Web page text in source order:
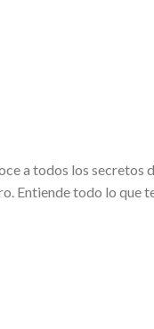
a todos los secretos
Entiende todo lo que